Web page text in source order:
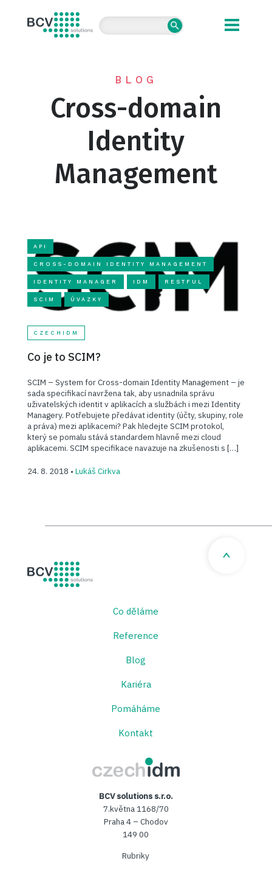
BCV solutions s.r.o.
BLOG
Cross-domain
Identity
Management
API
CROSS-DOMAIN IDENTITY MANAGEMENT
IDENTITY MANAGER IDM RESTFUL
SCIM ÚVAZKY
CZECHIDM
Co je to SCIM?
SCIM – System for Cross-domain Identity Management – je
sada specifikací navržena tak, aby usnadnila správu
uživatelských identit v aplikacích a službách i mezi Identity
Managery. Potřebujete předávat identity (účty, skupiny, role
a práva) mezi aplikacemi? Pak hledejte SCIM protokol,
který se pomalu stává standardem hlavně mezi cloud
aplikacemi. SCIM specifikace navazuje na zkušenosti s […]
24. 8. 2018 • Lukáš Cirkva
Co děláme
Reference
Blog
Kariéra
Pomáháme
Kontakt
BCV solutions s.r.o.
7.května 1168/70
Praha 4 – Chodov
149 00
Rubriky